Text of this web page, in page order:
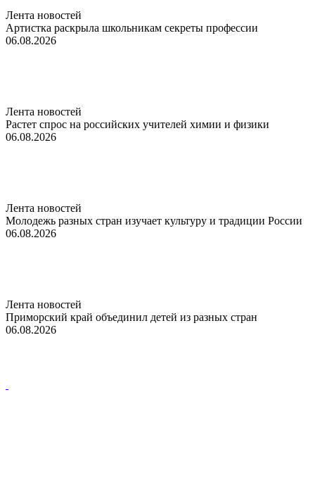
Лента новостей
Артистка раскрыла школьникам секреты профессии
06.08.2026
Лента новостей
Растет спрос на российских учителей химии и физики
06.08.2026
Лента новостей
Молодежь разных стран изучает культуру и традиции России
06.08.2026
Лента новостей
Приморский край объединил детей из разных стран
06.08.2026